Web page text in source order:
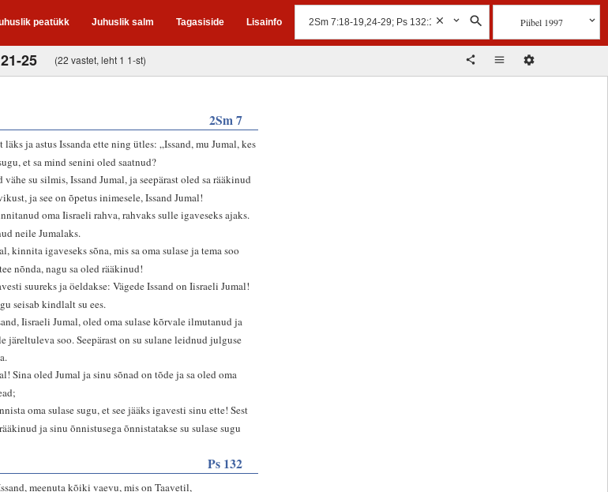
peatükk Juhuslik salm Tagasiside Lisainfo Piibel 1997
25 (22 vastet, leht 1 1-st)
2Sm 7
ja astus Issanda ette ning ütles: „Issand, mu Jumal, kes
et sa mind senini oled saatnud?
su silmis, Issand Jumal, ja seepärast oled sa rääkinud
ja see on õpetus inimesele, Issand Jumal!
oma Iisraeli rahva, rahvaks sulle igaveseks ajaks.
neile Jumalaks.
kinnita igaveseks sõna, mis sa oma sulase ja tema soo
nõnda, nagu sa oled rääkinud!
suureks ja öeldakse: Vägede Issand on Iisraeli Jumal!
seisab kindlalt su ees.
Iisraeli Jumal, oled oma sulase kõrvale ilmutanud ja
järeltuleva soo. Seepärast on su sulane leidnud julguse
Sina oled Jumal ja sinu sõnad on tõde ja sa oled oma
oma sulase sugu, et see jääks igavesti sinu ette! Sest
ja sinu õnnistusega õnnistatakse su sulase sugu
Ps 132
meenuta kõiki vaevu, mis on Taavetil,